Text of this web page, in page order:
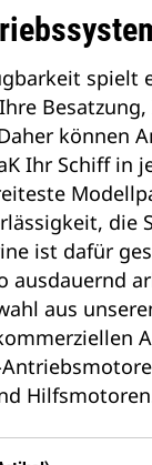
spielt
können
Ihr Schiff in
die
ist dafür
ausdauernd
aus